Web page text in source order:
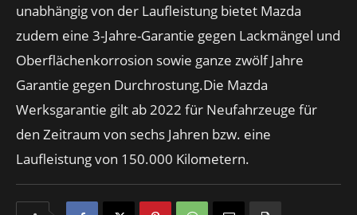
unabhängig von der Laufleistung bietet Mazda
zudem eine 3-Jahre-Garantie gegen Lackmängel und
Oberflächenkorrosion sowie ganze zwölf Jahre
Garantie gegen Durchrostung.Die Mazda
Werksgarantie gilt ab 2022 für Neufahrzeuge für
den Zeitraum von sechs Jahren bzw. eine
Laufleistung von 150.000 Kilometern.